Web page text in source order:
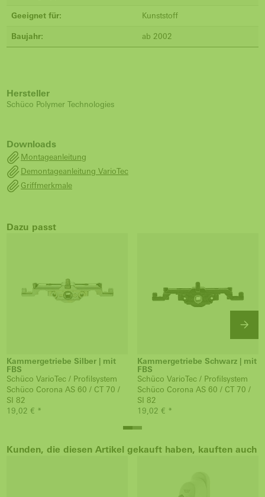
Geeignet für: Kunststoff
Baujahr: ab 2002
Hersteller
Schüco Polymer Technologies
Downloads
Montageanleitung
Demontageanleitung VarioTec
Griffmerkmale
Dazu passt
Kammergetriebe Silber | mit
FBS
Schüco VarioTec / Profilsystem
Schüco Corona AS 60 / CT 70 /
SI 82
19,02 € *
Kammergetriebe Schwarz | mit
FBS
Schüco VarioTec / Profilsystem
Schüco Corona AS 60 / CT 70 /
SI 82
19,02 € *
Kunden, die diesen Artikel gekauft haben, kauften auch